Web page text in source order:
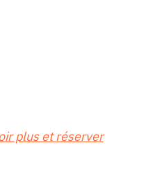
plus et réserver